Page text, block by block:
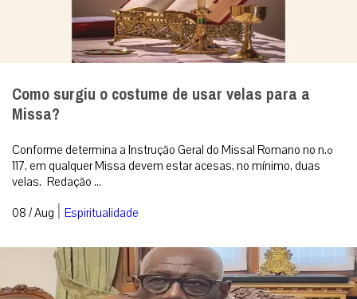
Como surgiu o costume de usar velas para a
Missa?
Conforme determina a Instrução Geral do Missal Romano no n.º
117, em qualquer Missa devem estar acesas, no mínimo, duas
velas. Redação ...
08 / Aug | Espiritualidade